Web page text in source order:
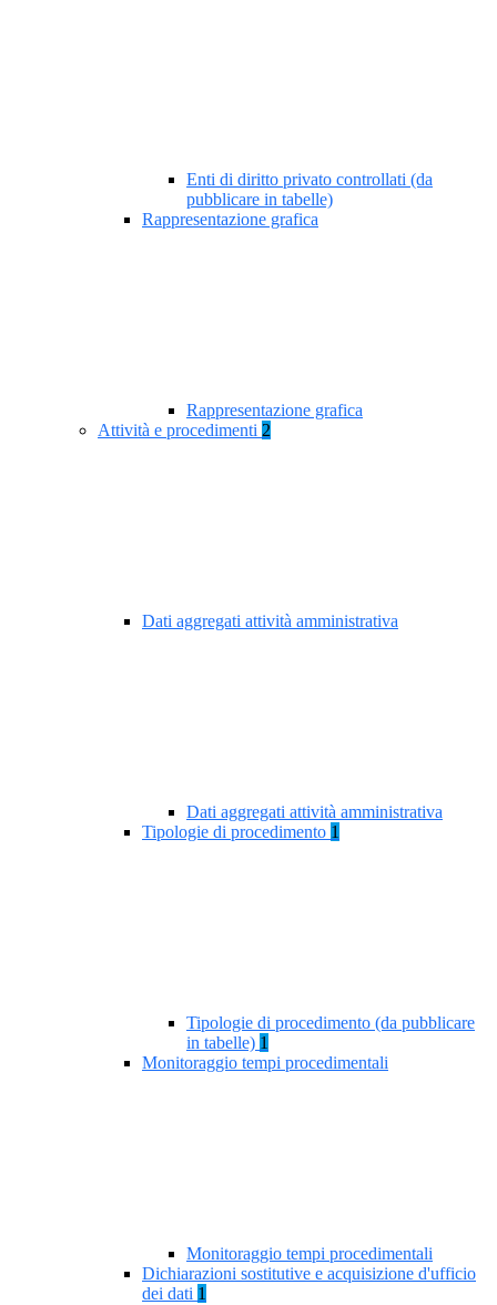
Enti di diritto privato controllati (da
pubblicare in tabelle)
Rappresentazione grafica
Rappresentazione grafica
Attività e procedimenti 2
Dati aggregati attività amministrativa
Dati aggregati attività amministrativa
Tipologie di procedimento 1
Tipologie di procedimento (da pubblicare
in tabelle) 1
Monitoraggio tempi procedimentali
Monitoraggio tempi procedimentali
Dichiarazioni sostitutive e acquisizione d'ufficio
dei dati 1